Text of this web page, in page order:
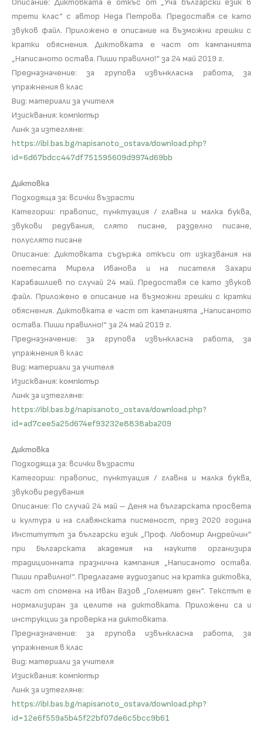
трети клас“ с автор Неда Петрова. Предоставя се като
звуков файл. Приложено е описание на възможни грешки с
кратки обяснения. Диктовката е част от кампанията
„Написаното остава. Пиши правилно!“ за 24 май 2019 г.
Предназначение: за групова извънкласна работа, за
упражнения в клас
Вид: материали за учителя
Изисквания: компютър
Линк за изтегляне:
https://ibl.bas.bg/napisanoto_ostava/download.php?
id=6d67bdcc447df751595609d9974d69bb
Диктовка
Подходяща за: всички възрасти
Категории: правопис, пунктуация / главна и малка буква,
звукови редувания, слято писане, разделно писане,
полуслято писане
Описание: Диктовката съдържа откъси от изказвания на
поетесата Мирела Иванова и на писателя Захари
Карабашлиев по случай 24 май. Предоставя се като звуков
файл. Приложено е описание на възможни грешки с кратки
обяснения. Диктовката е част от кампанията „Написаното
остава. Пиши правилно!“ за 24 май 2019 г.
Предназначение: за групова извънкласна работа, за
упражнения в клас
Вид: материали за учителя
Изисквания: компютър
Линк за изтегляне:
https://ibl.bas.bg/napisanoto_ostava/download.php?
id=ad7cee5a25d674ef93232e8838aba209
Диктовка
Подходяща за: всички възрасти
Категории: правопис, пунктуация / главна и малка буква,
звукови редувания
Описание: По случай 24 май – Деня на българската просвета
и култура и на славянската писменост, през 2020 година
Институтът за български език „Проф. Любомир Андрейчин“
при Българската академия на науките организира
традиционната празнична кампания „Написаното остава.
Пиши правилно!“. Предлагаме аудиозапис на кратка диктовка,
част от спомена на Иван Вазов „Големият ден“. Текстът е
нормализиран за целите на диктовката. Приложени са и
инструкции за проверка на диктовката.
Предназначение: за групова извънкласна работа, за
упражнения в клас
Вид: материали за учителя
Изисквания: компютър
Линк за изтегляне:
https://ibl.bas.bg/napisanoto_ostava/download.php?
id=12e6f559a5b45f22bf07de6c5bcc9b61